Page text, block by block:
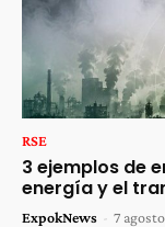
RSE
3 ejemplos de
energía y el
ExpokNews - 7